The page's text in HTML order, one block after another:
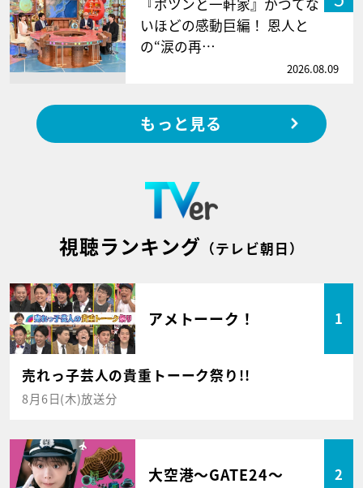
『ポツンと一軒家』かつてな
いほどの感動巨編！ 恩人と
の“涙の再…
2026.08.09
もっと見る
視聴ランキング （テレビ朝日）
アメトーーク！ 1
売れっ子芸人の貴重トーーク祭り!!
8月6日(木)放送分
大空港～GATE24～ 2